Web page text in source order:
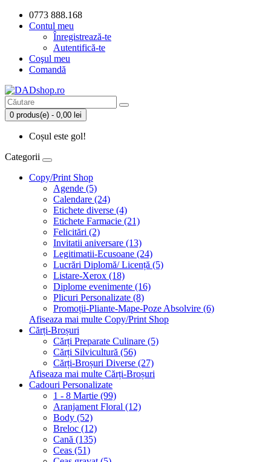
0773 888.168
Contul meu
Înregistrează-te
Autentifică-te
Coşul meu
Comandă
0 produs(e) - 0,00 lei
Coșul este gol!
Categorii
Copy/Print Shop
Agende (5)
Calendare (24)
Etichete diverse (4)
Etichete Farmacie (21)
Felicitări (2)
Invitatii aniversare (13)
Legitimatii-Ecusoane (24)
Lucrări Diplomă/ Licență (5)
Listare-Xerox (18)
Diplome evenimente (16)
Plicuri Personalizate (8)
Promoții-Pliante-Mape-Poze Absolvire (6)
Afiseaza mai multe Copy/Print Shop
Cărți-Broșuri
Cărți Preparate Culinare (5)
Cărți Silvicultură (56)
Cărți-Broșuri Diverse (27)
Afiseaza mai multe Cărți-Broșuri
Cadouri Personalizate
1 - 8 Martie (99)
Aranjament Floral (12)
Body (52)
Breloc (12)
Cană (135)
Ceas (51)